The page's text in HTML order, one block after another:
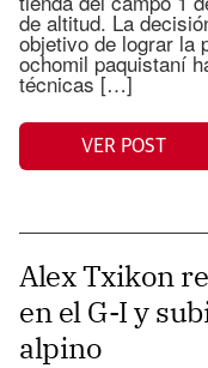
de altitud. La
objetivo de lograr la
ochomil paquistaní
técnicas […]
VER POST
Alex Txikon
en el G-I y
alpino